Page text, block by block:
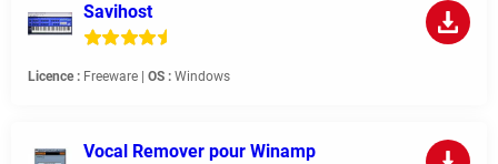
Savihost
Licence : Freeware | OS : Windows
Vocal Remover pour Winamp